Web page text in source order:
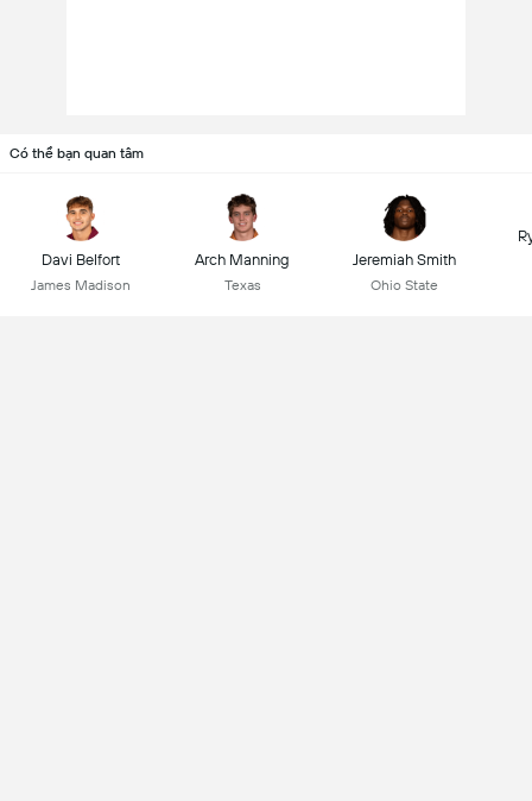
Có thể bạn quan tâm
Davi Belfort
James Madison
Arch Manning
Texas
Jeremiah Smith
Ohio State